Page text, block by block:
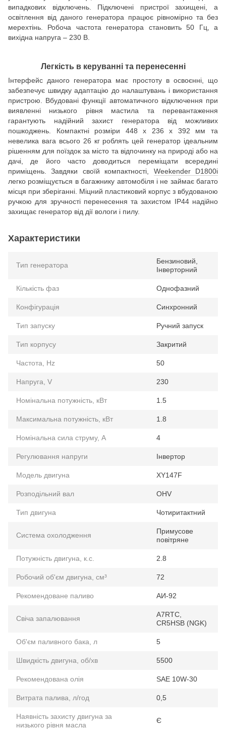
випадкових відключень. Підключені пристрої захищені, а
освітлення від даного генератора працює рівномірно та без
мерехтінь. Робоча частота генератора становить 50 Гц, а
вихідна напруга – 230 В.
Легкість в керуванні та перенесенні
Інтерфейс даного генератора має простоту в освоєнні, що
забезпечує швидку адаптацію до налаштувань і використання
пристрою. Вбудовані функції автоматичного відключення при
виявленні низького рівня мастила та перевантаження
гарантують надійний захист генератора від можливих
пошкоджень. Компактні розміри 448 x 236 x 392 мм та
невелика вага всього 26 кг роблять цей генератор ідеальним
рішенням для поїздок за місто та відпочинку на природі або на
дачі, де його часто доводиться переміщати всередині
приміщень. Завдяки своїй компактності, Weekender D1800i
легко розміщується в багажнику автомобіля і не займає багато
місця при зберіганні. Міцний пластиковий корпус з вбудованою
ручкою для зручності перенесення та захистом IP44 надійно
захищає генератор від дії вологи і пилу.
Характеристики
Тип генератора
Бензиновий,
Інверторний
Кількість фаз Однофазний
Конфігурація Синхронний
Тип запуску Ручний запуск
Тип корпусу Закритий
Частота, Hz 50
Напруга, V 230
Номінальна потужність, кВт 1.5
Максимальна потужність, кВт 1.8
Номінальна сила струму, А 4
Регулювання напруги Інвертор
Модель двигуна XY147F
Розподільний вал OHV
Тип двигуна Чотиритактний
Система охолодження
Примусове
повітряне
Потужність двигуна, к.с. 2.8
Робочий об'єм двигуна, см³ 72
Рекомендоване паливо АИ-92
Свіча запалювання
A7RTC,
CR5HSB (NGK)
Об'єм паливного бака, л 5
Швидкість двигуна, об/хв 5500
Рекомендована олія SAE 10W-30
Витрата палива, л/год 0,5
Наявність захисту двигуна за
низького рівня масла
Є